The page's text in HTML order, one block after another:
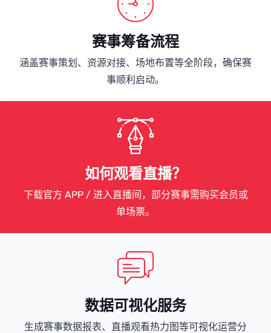
赛事筹备流程
涵盖赛事策划、资源对接、场地布置等全阶段，确保赛
事顺利启动。
如何观看直播？
下载官方 APP / 进入直播间，部分赛事需购买会员或
单场票。
数据可视化服务
生成赛事数据报表、直播观看热力图等可视化运营分